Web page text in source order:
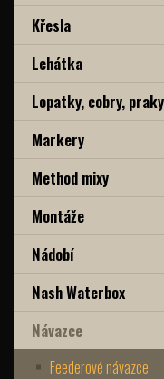
Křesla
Lehátka
Lopatky, cobry, praky
Markery
Method mixy
Montáže
Nádobí
Nash Waterbox
Návazce
Feederové návazce